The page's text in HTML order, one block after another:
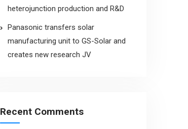
heterojunction production and R&D
Panasonic transfers solar
manufacturing unit to GS-Solar and
creates new research JV
Recent Comments